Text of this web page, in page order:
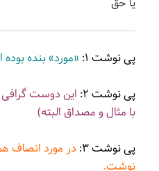
پی نوشت ۱: «مورد» بنده بوده
پی نوشت ۲:
این دوست
با مثال و مصداق البته)
پی نوشت ۳:
در مورد انصاف
نوشت.